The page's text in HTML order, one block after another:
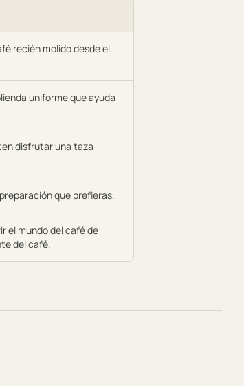
recién molido desde el
uniforme que ayuda
disfrutar una taza
que prefieras.
el mundo del café de
del café.